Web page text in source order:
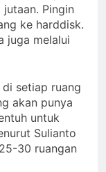
Pingin
ke harddisk.
juga melalui
setiap ruang
akan punya
untuk
Sulianto
30 ruangan